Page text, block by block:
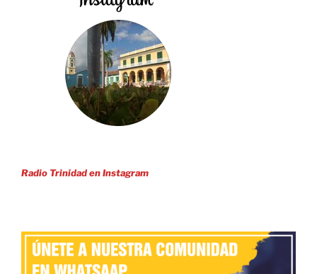
Radio Trinidad en Instagram